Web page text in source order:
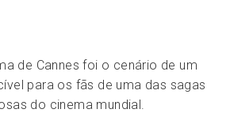
de Cannes foi o cenário de um
para os fãs de uma das sagas
do cinema mundial.